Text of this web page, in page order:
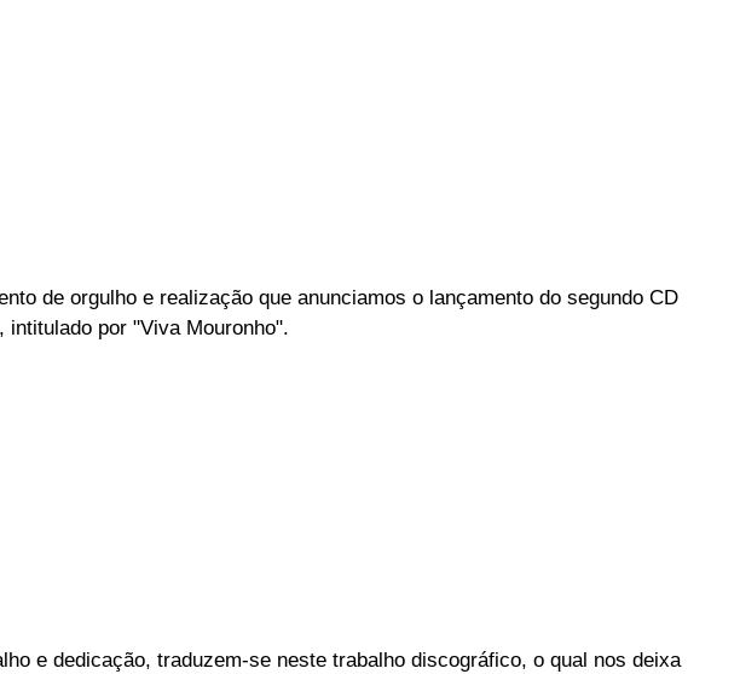
de orgulho e realização que anunciamos o lançamento do segundo CD
intitulado por "Viva Mouronho".
e dedicação, traduzem-se neste trabalho discográfico, o qual nos deixa